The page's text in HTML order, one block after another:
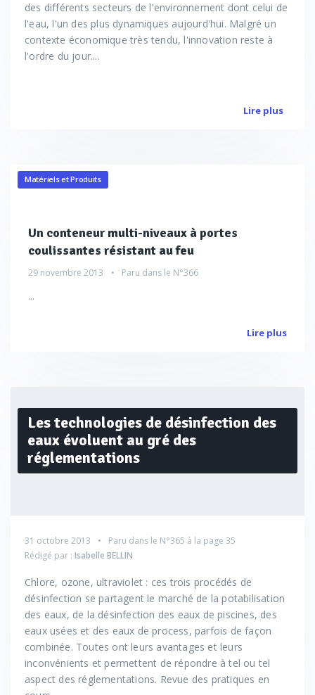
des différents secteurs de l'environnement dont celui de
l'eau, l'un des plus dynamiques aujourd'hui. Malgré un
contexte économique très tendu, l'innovation reste à
l'ordre du jour....
Lire plus
Matériels et Produits
Un conteneur multi-niveaux à portes
coulissantes résistant au feu
29 novembre 2013 Paru dans le N°366
...
Lire plus
Les technologies de désinfection des
eaux évoluent au gré des
réglementations
31 octobre 2013 Paru dans le N°365 à la page 35
Rédigé par : Isabelle BELLIN
Chlore, ozone, ultraviolet : ces trois procédés de
désinfection se partagent le marché de la potabilisation
des eaux, de la désinfection des eaux de piscines, des
eaux usées et des eaux de process, parfois de façon
combinée. Toutes ont leurs avantages et leurs
inconvénients et permettent de répondre à tel ou tel
aspect des réglementations. Revue des pratiques en